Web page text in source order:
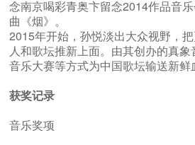
念南京喝彩青奥卞留念2014作品音
曲《烟》。
2015年开始，孙悦淡出大众视野，
人和歌坛推新上面。由其创办的真
音乐大赛等方式为中国歌坛输送新鲜
获奖记录
音乐奖项